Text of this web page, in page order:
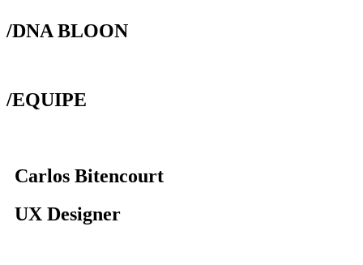
/DNA BLOON
/EQUIPE
Carlos Bitencourt
UX Designer